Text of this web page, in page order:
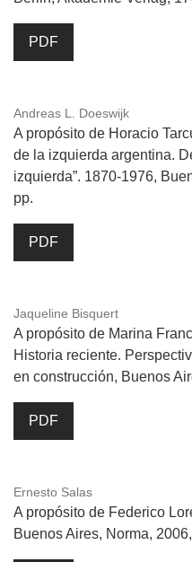
PDF
Andreas L. Doeswijk
A propósito de Horacio
de la izquierda argentina.
izquierda”. 1870-1976,
pp.
PDF
Jaqueline Bisquert
A propósito de Marina
Historia reciente.
en construcción, Buenos
PDF
Ernesto Salas
A propósito de Federico
Buenos Aires, Norma,